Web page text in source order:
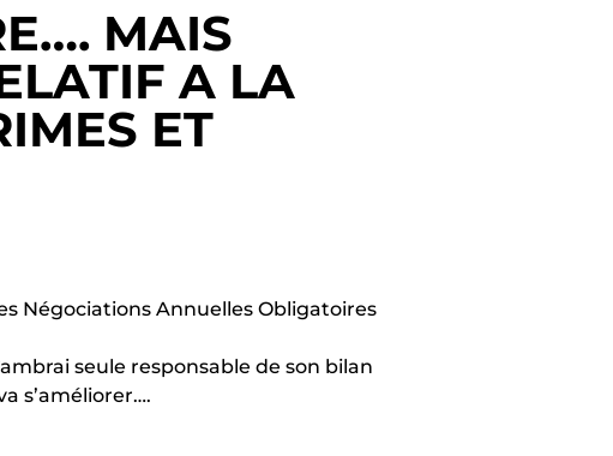
MAIS
A LA
ET
Négociations Annuelles Obligatoires
seule responsable de son bilan
s’améliorer….